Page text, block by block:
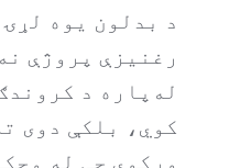
د بدلون یوه
رغنیزې پروژې
له‌پاره د
کوي، بلکې دوی
ورکوي چې له